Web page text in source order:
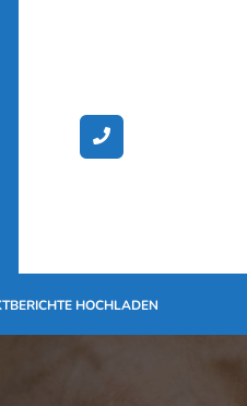
BERICHTE HOCHLADEN